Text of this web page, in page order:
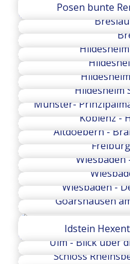
Posen bunte
Hildesheim
Münster-
Koblenz -
Altdoebern -
Wiesbaden
Wiesbaden -
Goarshausen
Idstein
Ulm - Blick über
Schloss